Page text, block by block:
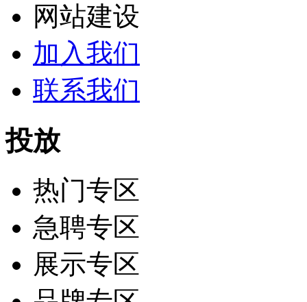
网站建设
加入我们
联系我们
投放
热门专区
急聘专区
展示专区